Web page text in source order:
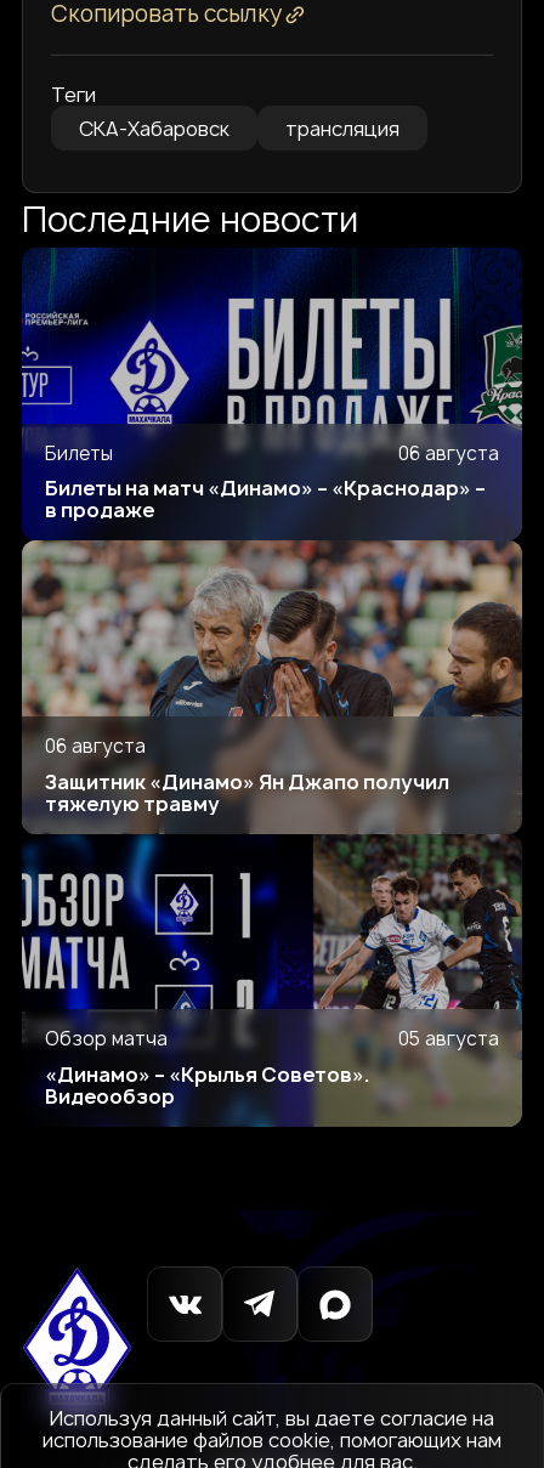
Скопировать ссылку
Теги
СКА-Хабаровск
трансляция
Последние новости
Билеты 06 августа
Билеты на матч «Динамо» – «Краснодар» –
в продаже
06 августа
Защитник «Динамо» Ян Джапо получил
тяжелую травму
Обзор матча 05 августа
«Динамо» – «Крылья Советов».
Видеообзор
Используя данный сайт, вы даете согласие на
использование файлов cookie, помогающих нам
сделать его удобнее для вас.